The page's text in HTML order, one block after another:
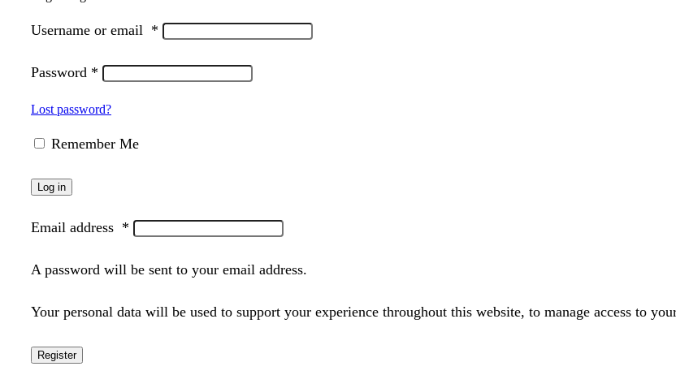
Username or email *
Password *
Lost password?
Remember Me
Log in
Email address *
A password will be sent to your email address.
Your personal data will be used to support your experience throughout this website, to manage access to
Register